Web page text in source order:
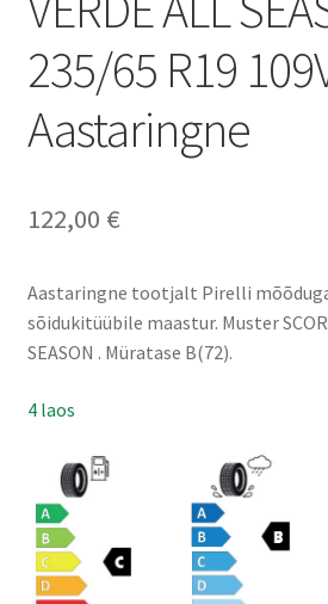
235/65 R19
Aastaringne
122,00 €
Aastaringne tootjalt Pirelli
sõidukitüübile maastur. Muster
SEASON . Müratase B(72).
4 laos